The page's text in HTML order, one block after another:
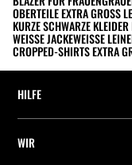
OBERTEILE EXTRA GROSS
KURZE SCHWARZE KLEIDER
WEISSE JACKE WEISSE
CROPPED-SHIRTS EXTRA
HILFE
Wo befindet sich deine
WIR